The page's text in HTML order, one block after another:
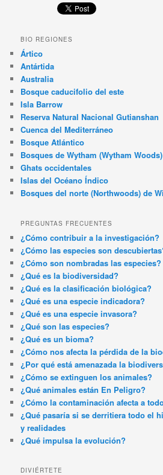
BIO REGIONES
Ártico
Antártida
Australia
Bosque caducifolio del este
Isla Barrow
Reserva Natural Nacional Gutianshan
Cuenca del Mediterráneo
Bosque Atlántico
Bosques de Wytham (Wytham Woods)
Ghats occidentales
Islas del Océano Índico
Bosques del norte (Northwoods) de
PREGUNTAS FRECUENTES
¿Cómo contribuir a la investigación?
¿Cómo las especies son
¿Cómo son nombradas las especies?
¿Qué es la biodiversidad?
¿Qué es la clasificación biológica?
¿Qué es una especie indicadora?
¿Qué es una especie invasora?
¿Qué son las especies?
¿Qué es un bioma?
¿Cómo nos afecta la pérdida de la
¿Por qué está amenazada la
¿Cómo se extinguen los animales?
¿Qué animales están En Peligro?
¿Cómo la contaminación afecta a
¿Qué pasaría si se derritiera todo el
y realidades
¿Qué impulsa la evolución?
DIVIÉRTETE